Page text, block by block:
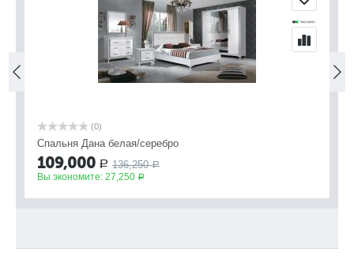
(0)
Спальня Дана белая/серебро
109,000 Р 136,250 Р
Вы экономите: 27,250 Р